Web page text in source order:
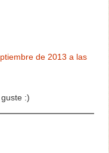
de 2013 a las
:)